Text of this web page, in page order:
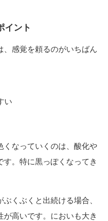
イント
、感覚を頼るのがいちばん
い
くなっていくのは、酸化や
。特に黒っぽくなってき
くぶくと出続ける場合、
高いです。においも大き